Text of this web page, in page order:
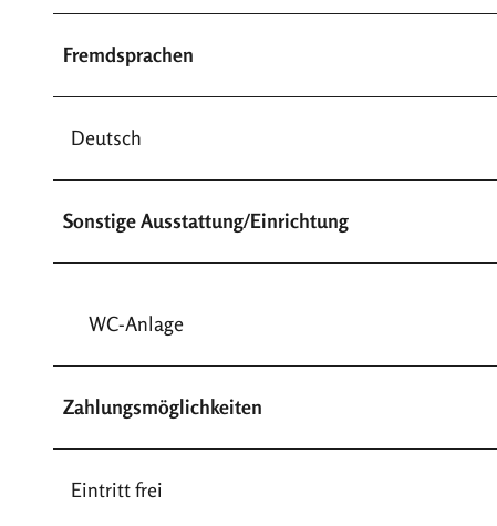
Fremdsprachen
Deutsch
Sonstige Ausstattung/Einrichtung
WC-Anlage
Zahlungsmöglichkeiten
Eintritt frei